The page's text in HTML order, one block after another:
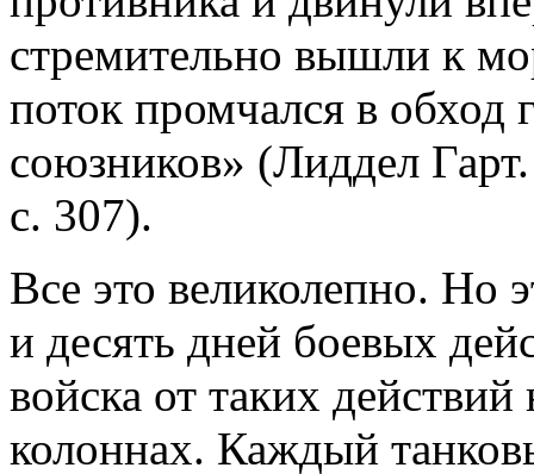
стремительно вышли к
поток промчался в обход
союзников» (Лиддел
с. 307).
Все это великолепно. Но
и десять дней боевых
войска от таких
колоннах. Каждый